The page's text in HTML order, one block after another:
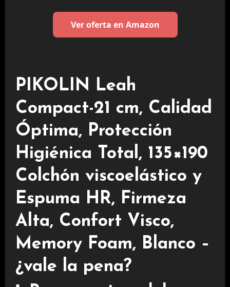
Ver oferta en Amazon
PIKOLIN Leah
Compact-21 cm, Calidad
Óptima, Protección
Higiénica Total, 135×190
Colchón viscoelástico y
Espuma HR, Firmeza
Alta, Confort Visco,
Memory Foam, Blanco –
¿vale la pena?